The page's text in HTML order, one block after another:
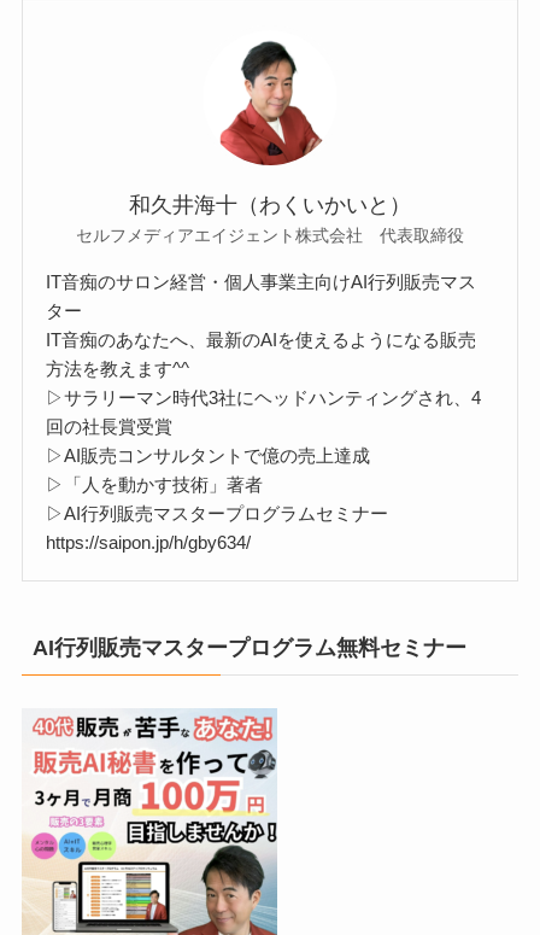
和久井海十（わくいかいと）
セルフメディアエイジェント株式会社 代表取締役
IT音痴のサロン経営・個人事業主向けAI行列販売マス
ター
IT音痴のあなたへ、最新のAIを使えるようになる販売
方法を教えます^^
▷サラリーマン時代3社にヘッドハンティングされ、4
回の社長賞受賞
▷AI販売コンサルタントで億の売上達成
▷「人を動かす技術」著者
▷AI行列販売マスタープログラムセミナー
https://saipon.jp/h/gby634/
AI行列販売マスタープログラム無料セミナー